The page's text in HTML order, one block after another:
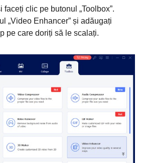
faceți clic pe butonul „Toolbox”.
„Video Enhancer” și adăugați
pe care doriți să le scalați.